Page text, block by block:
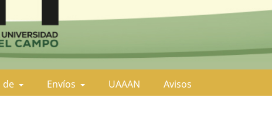
de Envíos UAAAN Avisos